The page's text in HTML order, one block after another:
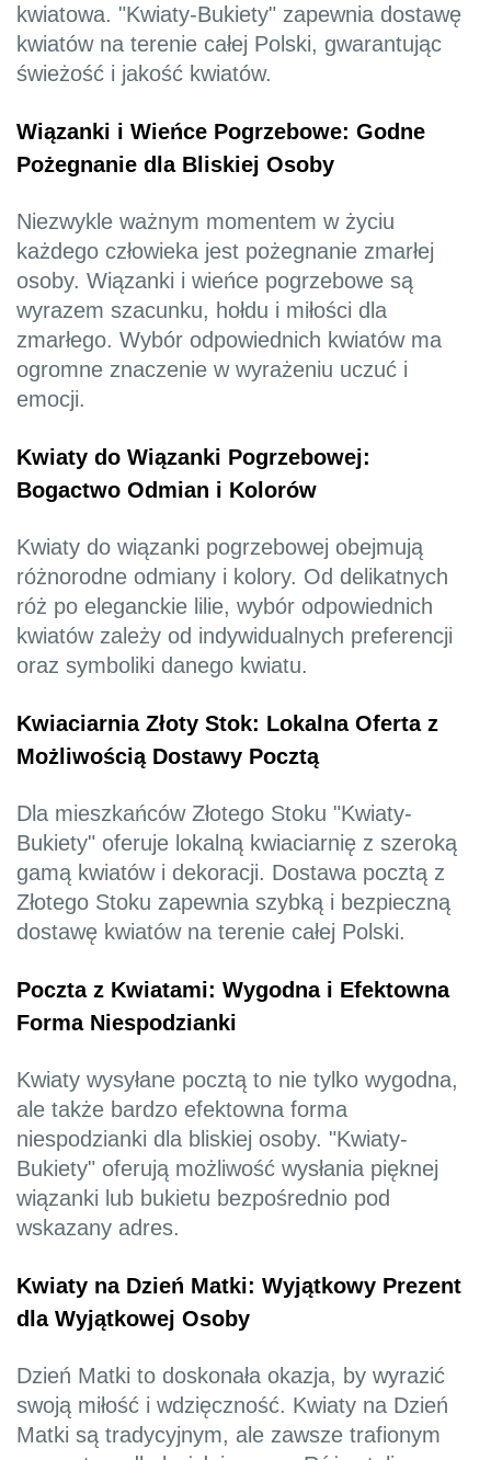
kwiatowa. "Kwiaty-Bukiety" zapewnia dostawę
kwiatów na terenie całej Polski, gwarantując
świeżość i jakość kwiatów.
Wiązanki i Wieńce Pogrzebowe: Godne
Pożegnanie dla Bliskiej Osoby
Niezwykle ważnym momentem w życiu
każdego człowieka jest pożegnanie zmarłej
osoby. Wiązanki i wieńce pogrzebowe są
wyrazem szacunku, hołdu i miłości dla
zmarłego. Wybór odpowiednich kwiatów ma
ogromne znaczenie w wyrażeniu uczuć i
emocji.
Kwiaty do Wiązanki Pogrzebowej:
Bogactwo Odmian i Kolorów
Kwiaty do wiązanki pogrzebowej obejmują
różnorodne odmiany i kolory. Od delikatnych
róż po eleganckie lilie, wybór odpowiednich
kwiatów zależy od indywidualnych preferencji
oraz symboliki danego kwiatu.
Kwiaciarnia Złoty Stok: Lokalna Oferta z
Możliwością Dostawy Pocztą
Dla mieszkańców Złotego Stoku "Kwiaty-
Bukiety" oferuje lokalną kwiaciarnię z szeroką
gamą kwiatów i dekoracji. Dostawa pocztą z
Złotego Stoku zapewnia szybką i bezpieczną
dostawę kwiatów na terenie całej Polski.
Poczta z Kwiatami: Wygodna i Efektowna
Forma Niespodzianki
Kwiaty wysyłane pocztą to nie tylko wygodna,
ale także bardzo efektowna forma
niespodzianki dla bliskiej osoby. "Kwiaty-
Bukiety" oferują możliwość wysłania pięknej
wiązanki lub bukietu bezpośrednio pod
wskazany adres.
Kwiaty na Dzień Matki: Wyjątkowy Prezent
dla Wyjątkowej Osoby
Dzień Matki to doskonała okazja, by wyrazić
swoją miłość i wdzięczność. Kwiaty na Dzień
Matki są tradycyjnym, ale zawsze trafionym